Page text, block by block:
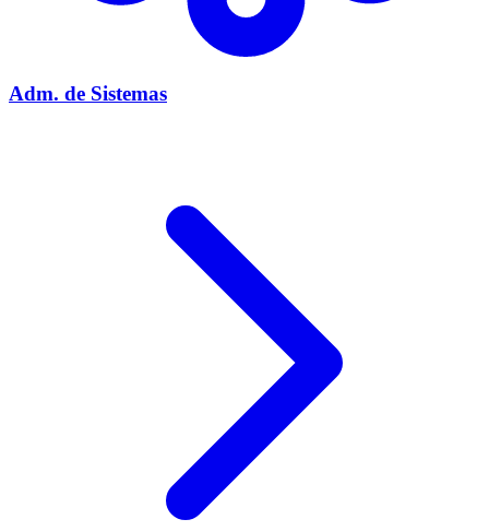
Adm. de Sistemas